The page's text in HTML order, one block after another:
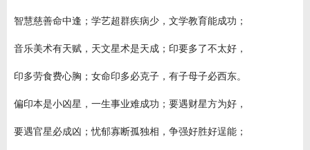
智慧慈善命中逢；学艺超群疾病少，文学教育能成功；
音乐美术有天赋，天文星术是天成；印要多了不太好，
印多劳食费心胸；女命印多必克子，有子母子必西东。
偏印本是小凶星，一生事业难成功；要遇财星方为好，
要遇官星必成凶；忧郁寡断孤独相，争强好胜好逞能；